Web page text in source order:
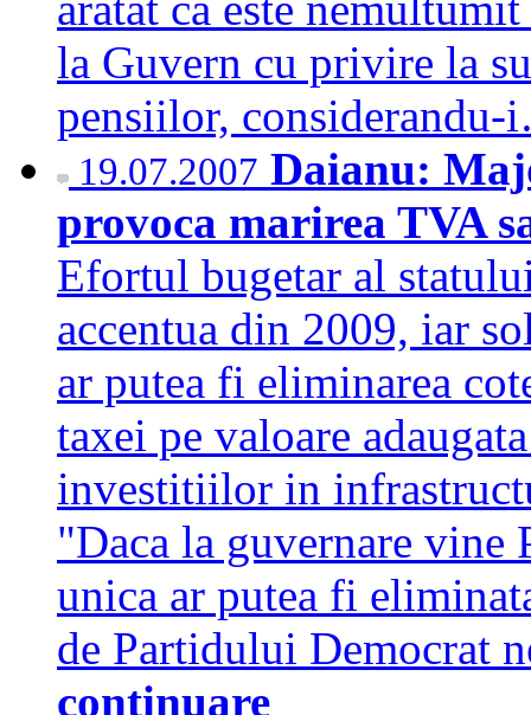
la Guvern cu privire la
pensiilor,
19.07.2007 Daianu:
provoca marirea TVA
Efortul bugetar al
accentua din 2009, iar
ar putea fi eliminarea
taxei pe valoare
investitiilor in
"Daca la guvernare vine
unica ar putea fi
de Partidului Democrat
continuare